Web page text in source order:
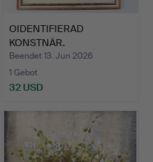
OIDENTIFIERAD
KONSTNÄR.
"Domstolsbeslut" S…
Beendet 13. Jun 2026
1 Gebot
32 USD